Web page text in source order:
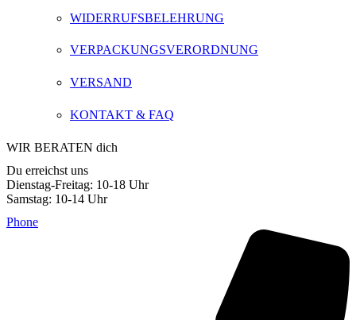
WIDERRUFSBELEHRUNG
VERPACKUNGSVERORDNUNG
VERSAND
KONTAKT & FAQ
WIR BERATEN dich
Du erreichst uns
Dienstag-Freitag: 10-18 Uhr
Samstag: 10-14 Uhr
Phone